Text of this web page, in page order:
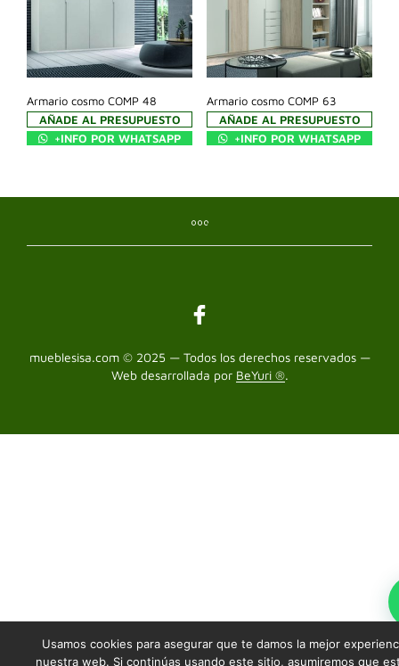
Armario cosmo COMP 48
AÑADE AL PRESUPUESTO
+INFO POR WHATSAPP
Armario cosmo COMP 63
AÑADE AL PRESUPUESTO
+INFO POR WHATSAPP
mueblesisa.com © 2025 — Todos los derechos reservados —
Web desarrollada por BeYuri ®.
Usamos cookies para asegurar que te damos la mejor
nuestra web. Si continúas usando este sitio, asumiremos que